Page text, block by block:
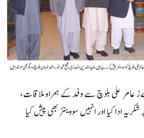
عامر علی بلوچ سے وفد کے ہمراہ ملاقات،
ادا کیا اور انہیں سووینئر بھی پیش کیا